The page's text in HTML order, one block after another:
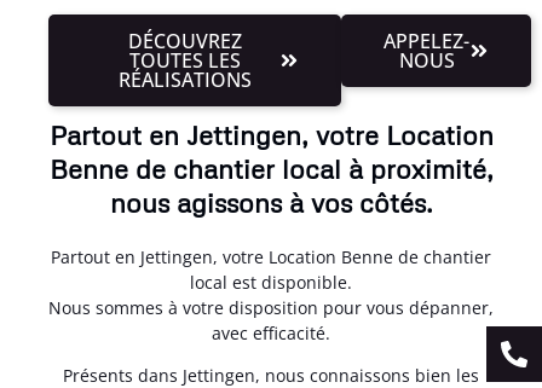
DÉCOUVREZ
TOUTES LES
RÉALISATIONS
APPELEZ-
NOUS
Partout en Jettingen, votre Location
Benne de chantier local à proximité,
nous agissons à vos côtés.
Partout en Jettingen, votre Location Benne de chantier
local est disponible.
Nous sommes à votre disposition pour vous dépanner,
avec efficacité.
Présents dans Jettingen, nous connaissons bien les